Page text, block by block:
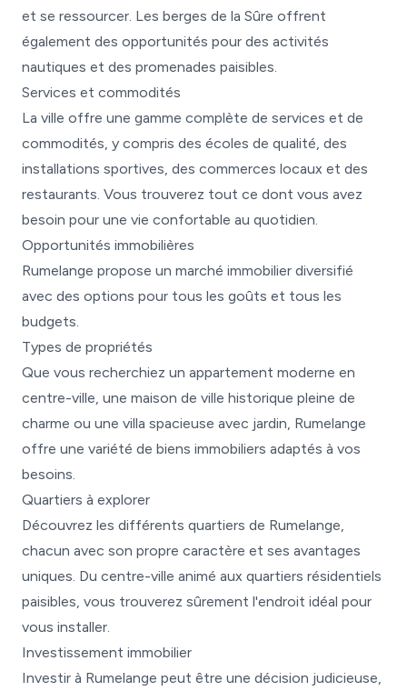
et se ressourcer. Les berges de la Sûre offrent
également des opportunités pour des activités
nautiques et des promenades paisibles.
Services et commodités
La ville offre une gamme complète de services et de
commodités, y compris des écoles de qualité, des
installations sportives, des commerces locaux et des
restaurants. Vous trouverez tout ce dont vous avez
besoin pour une vie confortable au quotidien.
Opportunités immobilières
Rumelange propose un marché immobilier diversifié
avec des options pour tous les goûts et tous les
budgets.
Types de propriétés
Que vous recherchiez un appartement moderne en
centre-ville, une maison de ville historique pleine de
charme ou une villa spacieuse avec jardin, Rumelange
offre une variété de biens immobiliers adaptés à vos
besoins.
Quartiers à explorer
Découvrez les différents quartiers de Rumelange,
chacun avec son propre caractère et ses avantages
uniques. Du centre-ville animé aux quartiers résidentiels
paisibles, vous trouverez sûrement l'endroit idéal pour
vous installer.
Investissement immobilier
Investir à Rumelange peut être une décision judicieuse,